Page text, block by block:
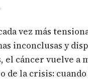
vez más
inconclusas y
el cáncer vuelve a
de la crisis: